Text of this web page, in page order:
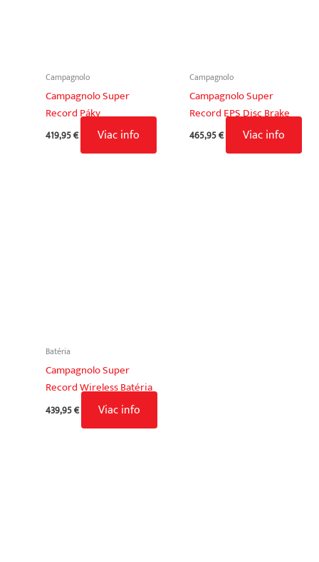
Campagnolo
Campagnolo Super
Record Páky
419,95€ Viac info
Campagnolo
Campagnolo Super
Record EPS Disc Brake
465,95€ Viac info
Batéria
Campagnolo Super
Record Wireless Batéria
439,95€ Viac info